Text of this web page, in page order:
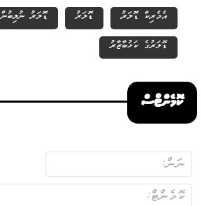
އެމެރިކާ ޑޮލަރު ޑޮލަރު
ޑޮލަރު ނުލިބުން
ޑޮލަރުގެ ކަޅުބާޒާރު
ކޮމެންޓްސް